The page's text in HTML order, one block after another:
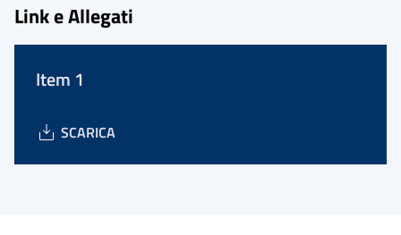
Link e Allegati
Item 1
SCARICA